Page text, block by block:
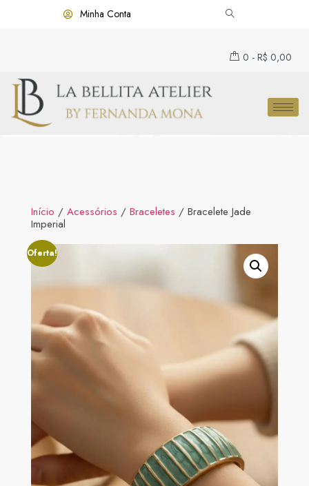
Minha Conta
0 - R$ 0,00
Início / Acessórios / Braceletes / Bracelete Jade
Imperial
Oferta!